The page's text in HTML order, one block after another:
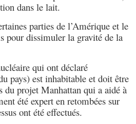
dans le lait.
parties de l’Amérique et le
pour dissimuler la gravité de la
qui ont déclaré
pays) est inhabitable et doit être
du projet Manhattan qui a aidé à
été expert en retombées sur
ont été effectués.